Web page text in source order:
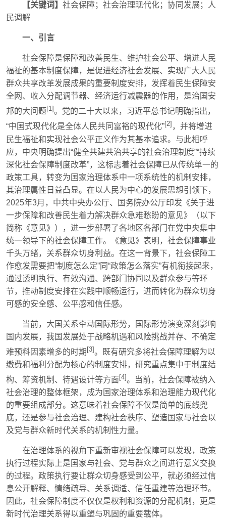
【关键词】 社会保障；社会治理现代化；协同发展；人
民调解
一、引言
社会保障是保障和改善民生、维护社会公平、增进人民
福祉的基本制度保障，是促进经济社会发展、实现广大人民
群众共享改革发展成果的重要制度安排，发挥着民生保障安
全网、收入分配调节器、经济运行减震器的作用，是治国安
邦的大问题 [1]。党的二十大以来，习近平总书记明确指出，
“中国式现代化是全体人民共同富裕的现代化”[2] ，并将增进
民生福祉和实现社会公平正义作为其基本追求。与此相呼
应，中央明确提出“健全共建共治共享的社会治理制度”“持续
深化社会保障制度改革”，这标志着社会保障已从传统单一的
政策工具，转变为国家治理体系中一项系统性的机制安排，
其治理属性日益凸显。在以人民为中心的发展思想引领下，
2025年3月，中共中央办公厅、国务院办公厅印发《关于进
一步保障和改善民生着力解决群众急难愁盼的意见》（以下
简称《意见》），进一步部署了各地区各部门在党中央集中
统一领导下的社会保障工作。《意见》表明，社会保障事业
千头万绪，关系群众切身利益。在这一背景下，社会保障工
作愈发需要把“制度怎么定”同“政策怎么落实”有机衔接起来，
通过透明执行、有效沟通、跨部门协同以及群众参与等环
节，推动制度安排在实践中顺畅运行，进而转化为群众切身
可感的安全感、公平感和信任感。
当前，大国关系牵动国际形势，国际形势演变深刻影响
国内发展，我国发展处于战略机遇和风险挑战并存、不确定
难预料因素增多的时期 [3]。既有研究多将社会保障理解为以
缴费和福利分配为核心的制度安排，研究重点集中于制度结
构、筹资机制、待遇设计等方面 [4]。当前，社会保障被纳入
社会治理的整体框架，成为国家治理体系和治理能力现代化
的重要组成部分。这意味着社会保障不仅是简单的底线兜
底，还是参与社会治理、建构社会秩序、塑造国家与社会以
及党与群众新时代关系的机制性力量。
在治理体系的视角下重新审视社会保障可以发现，政策
执行过程实际上是国家与社会、党与群众之间进行意义交换
的过程。政策执行要让群众切身感受到公平，就必须经过信
息公开解释、情绪疏导、关系调适、信任重建等治理环节。
因此，社会保障制度不仅仅是权利和资源的分配机制，更是
新时代治理关系得以重塑与巩固的重要载体。